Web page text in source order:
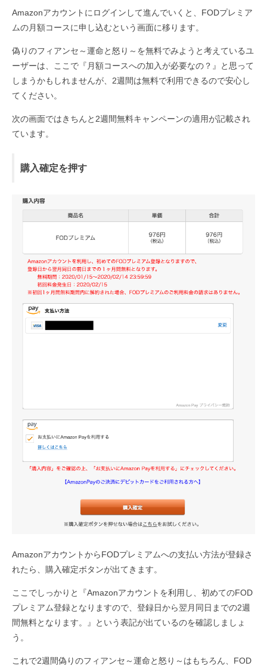
Amazonアカウントにログインして進んでいくと、FODプレミア
ムの月額コースに申し込むという画面に移ります。
偽りのフィアンセ～運命と怒り～を無料でみようと考えているユ
ーザーは、ここで『月額コースへの加入が必要なの？』と思って
しまうかもしれませんが、2週間は無料で利用できるので安心し
てください。
次の画面ではきちんと2週間無料キャンペーンの適用が記載され
ています。
購入確定を押す
AmazonアカウントからFODプレミアムへの支払い方法が登録さ
れたら、購入確定ボタンが出てきます。
ここでしっかりと『Amazonアカウントを利用し、初めてのFOD
プレミアム登録となりますので、登録日から翌月同日までの2週
間無料となります。』という表記が出ているのを確認しましょ
う。
これで2週間偽りのフィアンセ～運命と怒り～はもちろん、FOD